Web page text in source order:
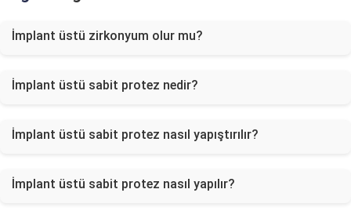
İmplant üstü zirkonyum olur mu?
İmplant üstü sabit protez nedir?
İmplant üstü sabit protez nasıl yapıştırılır?
İmplant üstü sabit protez nasıl yapılır?